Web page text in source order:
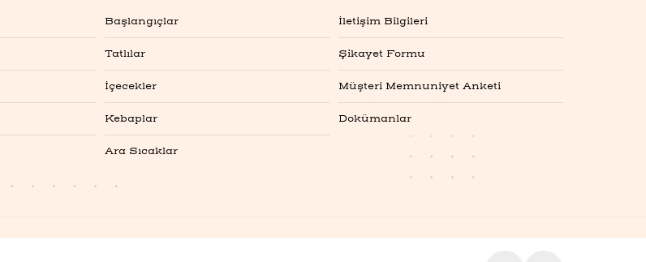
Başlangıçlar
Tatlılar
İçecekler
Kebaplar
Ara Sıcaklar
İletişim Bilgileri
Şikayet Formu
Müşteri Memnuniyet Anketi
Dokümanlar